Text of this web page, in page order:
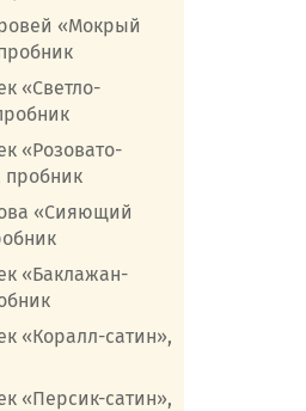
«Мокрый
«Светло-
«Розовато-
«Сияющий
«Баклажан-
«Коралл-сатин»,
«Персик-сатин»,